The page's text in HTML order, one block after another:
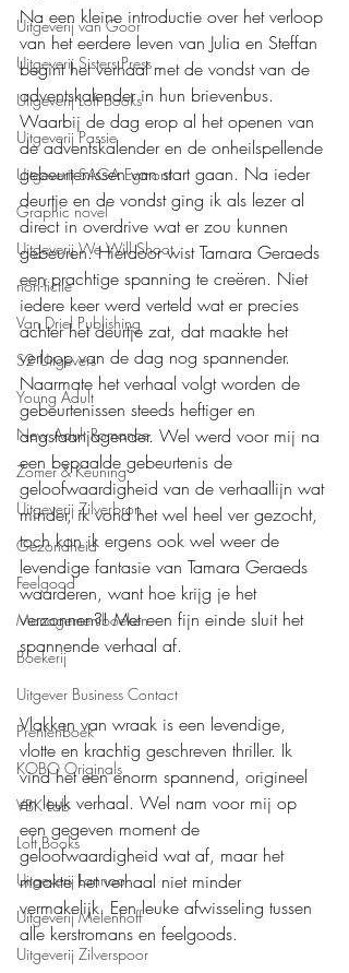
Uitgeverij van Goor
Uitgeverij Sisters Press
Uitgeverij Loft Books
Uitgeverij Passie
Uitgeverij SAGA Egmont
Graphic novel
Uitgeverij We Will Shoot
non-fictie
Van Driel Publishing
S2 Uitgevers
Young Adult
New Adult Romance
Zomer & Keuning
Uitgeverij Zilverbron
Gezondheid
Feelgood
Managementboeken
Boekerij
Uitgever Business Contact
Prentenboek
KOBO Originals
VBK Lab
Loft Books
Uitgeverij Lannoo
Uitgeverij Melenhoff
Uitgeverij Zilverspoor
Na een kleine introductie over het verloop
van het eerdere leven van Julia en Steffan
begint het verhaal met de vondst van de
adventskalender in hun brievenbus.
Waarbij de dag erop al het openen van
de adventskalender en de onheilspellende
gebeurtenissen van start gaan. Na ieder
deurtje en de vondst ging ik als lezer al
direct in overdrive wat er zou kunnen
gebeuren. Hierdoor wist Tamara Geraeds
een prachtige spanning te creëren. Niet
iedere keer werd verteld wat er precies
achter het deurtje zat, dat maakte het
verloop van de dag nog spannender.
Naarmate het verhaal volgt worden de
gebeurtenissen steeds heftiger en
angstaanjagender. Wel werd voor mij na
een bepaalde gebeurtenis de
geloofwaardigheid van de verhaallijn wat
minder, ik vond het wel heel ver gezocht,
toch kon ik ergens ook wel weer de
levendige fantasie van Tamara Geraeds
waarderen, want hoe krijg je het
verzonnen?! Met een fijn einde sluit het
spannende verhaal af.
Vlakken van wraak is een levendige,
vlotte en krachtig geschreven thriller. Ik
vind het een enorm spannend, origineel
en leuk verhaal. Wel nam voor mij op
een gegeven moment de
geloofwaardigheid wat af, maar het
maakte het verhaal niet minder
vermakelijk. Een leuke afwisseling tussen
alle kerstromans en feelgoods.